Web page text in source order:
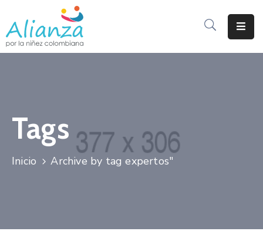
Inicio
Documentos
Tags
Inicio Archive by tag expertos"